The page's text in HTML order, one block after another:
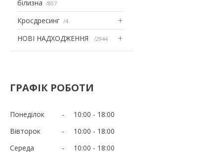
білизна 807
Кросдресинг 4
НОВІ НАДХОДЖЕННЯ 2944
ГРАФІК РОБОТИ
Понеділок 10:00
18:00
Вівторок
10:00
18:00
Середа
10:00
18:00